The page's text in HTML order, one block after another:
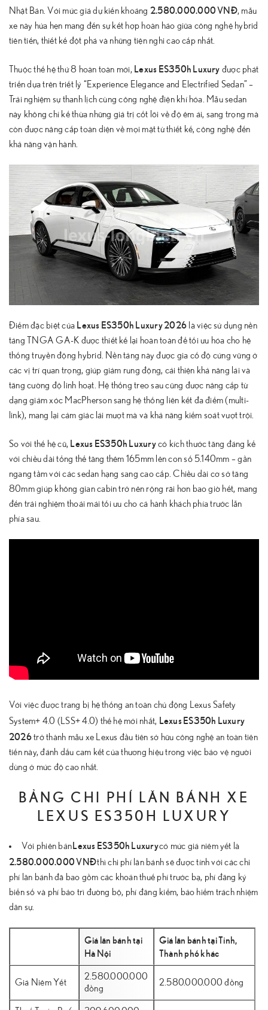
Nhật Bản. Với mức giá dự kiến khoảng 2.580.000.000 VNĐ, mẫu
xe này hứa hẹn mang đến sự kết hợp hoàn hảo giữa công nghệ hybrid
tiên tiến, thiết kế đột phá và những tiện nghi cao cấp nhất.
Thuộc thế hệ thứ 8 hoàn toàn mới, Lexus ES350h Luxury được phát
triển dựa trên triết lý “Experience Elegance and Electrified Sedan” –
Trải nghiệm sự thanh lịch cùng công nghệ điện khí hóa. Mẫu sedan
này không chỉ kế thừa những giá trị cốt lõi về độ êm ái, sang trọng mà
còn được nâng cấp toàn diện về mọi mặt từ thiết kế, công nghệ đến
khả năng vận hành.
Điểm đặc biệt của Lexus ES350h Luxury 2026 là việc sử dụng nền
tảng TNGA GA-K được thiết kế lại hoàn toàn để tối ưu hóa cho hệ
thống truyền động hybrid. Nền tảng này được gia cố độ cứng vững ở
các vị trí quan trọng, giúp giảm rung động, cải thiện khả năng lái và
tăng cường độ linh hoạt. Hệ thống treo sau cũng được nâng cấp từ
dạng giảm xóc MacPherson sang hệ thống liên kết đa điểm (multi-
link), mang lại cảm giác lái mượt mà và khả năng kiểm soát vượt trội.
So với thế hệ cũ, Lexus ES350h Luxurycó kích thước tăng đáng kể
với chiều dài tổng thể tăng thêm 165mm lên con số 5.140mm – gần
ngang tầm với các sedan hạng sang cao cấp. Chiều dài cơ sở tăng
80mm giúp không gian cabin trở nên rộng rãi hơn bao giờ hết, mang
đến trải nghiệm thoải mái tối ưu cho cả hành khách phía trước lẫn
phía sau.
Với việc được trang bị hệ thống an toàn chủ động Lexus Safety
System+ 4.0 (LSS+ 4.0) thế hệ mới nhất, Lexus ES350h Luxury
2026trở thành mẫu xe Lexus đầu tiên sở hữu công nghệ an toàn tiên
tiến này, đánh dấu cam kết của thương hiệu trong việc bảo vệ người
dùng ở mức độ cao nhất.
BẢNG CHI PHÍ LĂN BÁNH XE
LEXUS ES350H LUXURY
Với phiên bảnLexus ES350h Luxurycó mức giá niêm yết là
2.580.000.000 VNĐthì chi phí lăn bánh sẽ được tính với các chi
phí lăn bánh đã bao gồm các khoản thuế phí trước bạ, phí đăng ký
biển số và phí bảo trì đường bộ, phí đăng kiểm, bảo hiểm trách nhiệm
dân sự.
Giá lăn bánh tại
Hà Nội
Giá lăn bánh tại Tỉnh,
Thành phố khác
Giá Niêm Yết
2.580.000.000
đồng
2.580.000.000 đồng